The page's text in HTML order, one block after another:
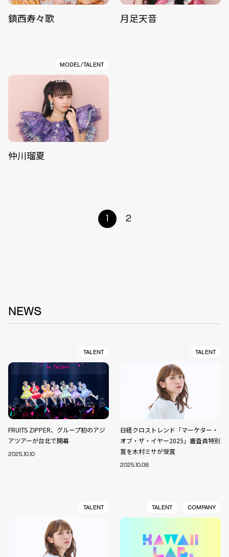
鎮西寿々歌 月足天音
MODEL/TALENT
仲川瑠夏
1 2
NEWS
TALENT
FRUITS ZIPPER、グループ初のアジ
アツアーが台北で開幕
2025.10.10
TALENT
日経クロストレンド「マーケター・
オブ・ザ・イヤー2025」審査員特別
賞を木村ミサが受賞
2025.10.08
TALENT TALENT COMPANY